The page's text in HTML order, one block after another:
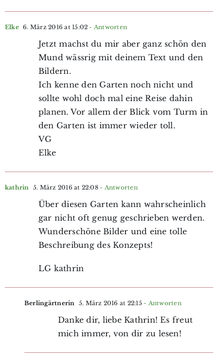
Elke 6. März 2016 at 15:02 - Antworten
Jetzt machst du mir aber ganz schön den
Mund wässrig mit deinem Text und den
Bildern.
Ich kenne den Garten noch nicht und
sollte wohl doch mal eine Reise dahin
planen. Vor allem der Blick vom Turm in
den Garten ist immer wieder toll.
VG
Elke
kathrin 5. März 2016 at 22:08- Antworten
Über diesen Garten kann wahrscheinlich
gar nicht oft genug geschrieben werden.
Wunderschöne Bilder und eine tolle
Beschreibung des Konzepts!
LG kathrin
Berlingärtnerin 5. März 2016 at 22:15 - Antworten
Danke dir, liebe Kathrin! Es freut
mich immer, von dir zu lesen!